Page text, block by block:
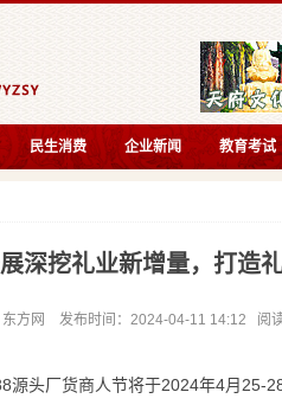
民生消费 企业新闻 教育考试
深挖礼业新增量，打造
方网 发布时间：2024-04-11 14:12 阅
源头厂货商人节将于2024年4月25-